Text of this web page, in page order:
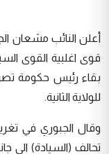
أعلن النائب مشعان
قوى اغلبية القوى
بقاء رئيس حكومة
للولاية الثانية.
وقال الجبوري في
تحالف (السيادة) الى